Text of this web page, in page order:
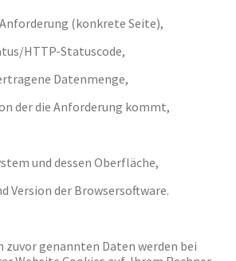
(konkrete Seite),
HTTP-Statuscode,
Datenmenge,
der die Anforderung kommt,
und dessen Oberfläche,
Version der Browsersoftware.
zuvor genannten Daten werden bei